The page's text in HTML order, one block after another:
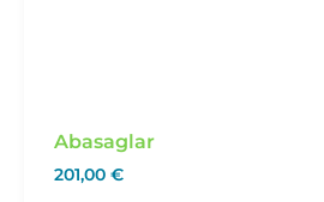
Abasaglar
201,00 €